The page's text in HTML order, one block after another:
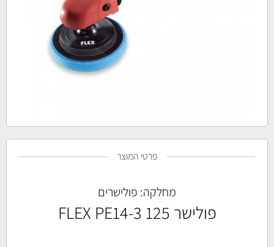
פרטי המוצר
מחלקה: פולישרים
פולישר FLEX PE14-3 125